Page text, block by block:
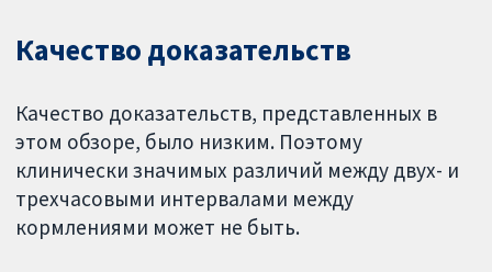
Качество доказательств
Качество доказательств, представленных в
этом обзоре, было низким. Поэтому
клинически значимых различий между двух- и
трехчасовыми интервалами между
кормлениями может не быть.